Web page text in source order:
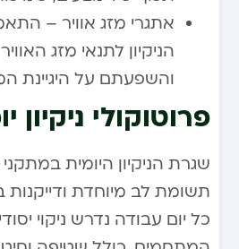
אתגרי מזג אוויר –
הניקיון לתנאי מזג
והשפעתם על היגיינת
פרוטוקולי ניקיון
שגרת הניקיון היומית
תשומת לב מיוחדת ודייקנות
כל יום עבודה נדרש ניקוי